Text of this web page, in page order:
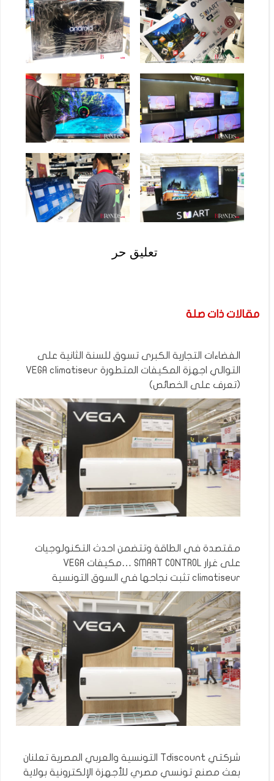
تعليق حر
مقالات ذات صلة
الفضاءات التجارية الكبرى تسوق للسنة الثانية على
التوالي اجهزة المكيفات المتطورة VEGA climatiseur
(تعرف على الخصائص)
مقتصدة في الطاقة وتتضمن احدث التكنولوجيات
على غرار SMART CONTROL …مكيفات VEGA
climatiseur تثبت نجاحها في السوق التونسية
شركتي Tdiscount التونسية والعربي المصرية تعلنان
بعث مصنع تونسي مصري للأجهزة الإلكترونية بولاية